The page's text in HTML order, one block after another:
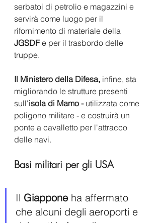
serbatoi di petrolio e magazzini e
servirà come luogo per il
rifornimento di materiale della
JGSDF e per il trasbordo delle
truppe.
Il Ministero della Difesa, infine, sta
migliorando le strutture presenti
sull'isola di Mamo - utilizzata come
poligono militare - e costruirà un
ponte a cavalletto per l'attracco
delle navi.
Basi militari per gli USA
Il Giappone ha affermato
che alcuni degli aeroporti e